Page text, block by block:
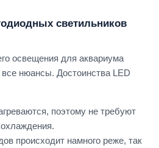
светильников
освещения для аквариума
нюансы. Достоинства LED
поэтому не требуют
происходит намного реже, так